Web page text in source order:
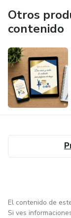
Otros
contenido
El contenido de
Si ves